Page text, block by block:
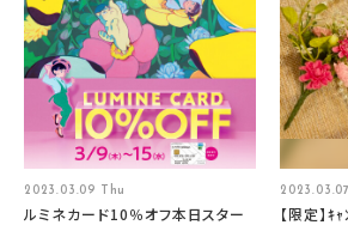
2023.03.09 Thu
ルミネカード10％オフ本日スター
【限定】